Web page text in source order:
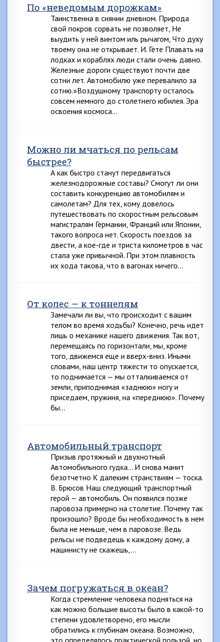
По «неведомым дорожкам»
Таинственна в сиянии дневном. Природа
свой покров сорвать не позволяет, Не
выудить у ней винтом иль рычагом, Что духу
твоему она не открывает. И. Гете Плавать на
лодках и кораблях люди стали очень давно.
Железные дороги существуют почти две
сотни лет. Автомобилю уже перевалило за
сотню.»Воздушному транспорту осталось
совсем немного до столетнего юбилея. Эра
освоения космоса…
Можно ли мчаться по рельсам
быстрее?
А как быстро станут передвигаться
железнодорожные составы? Смогут ли они
составить конкуренцию автомобилям и
самолетам? Для тех, кому довелось
путешествовать по скоростным рельсовым
магистралям Германии, Франций или Японии,
такого вопроса нет. Скорость поездов за
двести, а кое-где и триста километров в час
стала уже привычной. При этом плавность
их хода такова, что в вагонах ничего…
От колес — к тоннелям
Замечали ли вы, что происходит с вашим
телом во время ходьбы? Конечно, речь идет
лишь о механике нашего движения. Так вот,
перемещаясь по горизонтали, мы, кроме
того, движемся еще и вверх-вниз. Иными
словами, наш центр тяжести то опускается,
то поднимается — мы отталкиваемся от
земли, приподнимая «заднюю» ногу и
приседаем, пружиня, на «переднюю». Почему
бы…
Автомобильный транспорт
Призыв протяжный и двухнотный
Автомобильного гудка… И снова манит
безотчетно К далеким странствиям — тоска.
В. Брюсов Наш следующий транспортный
герой — автомобиль. Он появился позже
паровоза примерно на столетие. Почему так
произошло? Вроде бы необходимость в нем
была не меньше, чем в паровозе. Ведь
рельсы не подведешь к каждому дому, а
машинисту не скажешь,…
Зачем погружаться в океан?
Когда стремление человека подняться на
как можно большие высоты было в какой-то
степени удовлетворено, его мысли
обратились к глубинам океана. Возможно,
это определялось практической пользой, но